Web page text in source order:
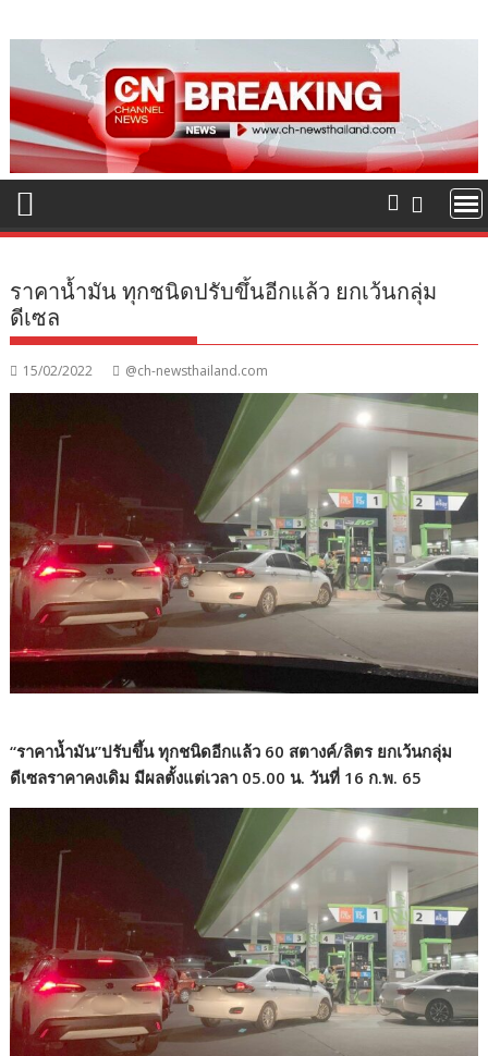
to
content
ราคาน้ำมัน ทุกชนิดปรับขึ้นอีกแล้ว ยกเว้นกลุ่ม
ดีเซล
15/02/2022 @ch-newsthailand.com
“ราคาน้ำมัน”ปรับขึ้น ทุกชนิดอีกแล้ว 60 สตางค์/ลิตร ยกเว้นกลุ่ม
ดีเซลราคาคงเดิม มีผลตั้งแต่เวลา 05.00 น. วันที่ 16 ก.พ. 65